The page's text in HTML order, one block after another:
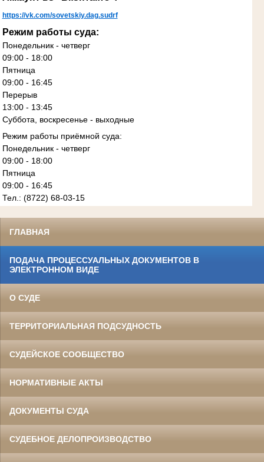
https://vk.com/sovetskiy.dag.sudrf
Режим работы суда:
Понедельник - четверг
09:00 - 18:00
Пятница
09:00 - 16:45
Перерыв
13:00 - 13:45
Суббота, воскресенье - выходные
Режим работы приёмной суда:
Понедельник - четверг
09:00 - 18:00
Пятница
09:00 - 16:45
Тел.: (8722) 68-03-15
ГЛАВНАЯ
ПОДАЧА ПРОЦЕССУАЛЬНЫХ ДОКУМЕНТОВ В
ЭЛЕКТРОННОМ ВИДЕ
О СУДЕ
ТЕРРИТОРИАЛЬНАЯ ПОДСУДНОСТЬ
СУДЕЙСКОЕ СООБЩЕСТВО
НОРМАТИВНЫЕ АКТЫ
ДОКУМЕНТЫ СУДА
СУДЕБНОЕ ДЕЛОПРОИЗВОДСТВО